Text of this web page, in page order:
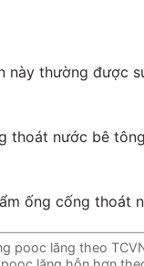
này thường được
thoát nước bê
ống cống thoát
pooc lăng theo